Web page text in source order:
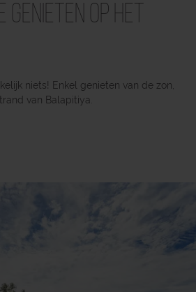
genieten op het
niets! Enkel genieten van de zon,
van Balapitiya.